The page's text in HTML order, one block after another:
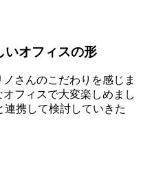
いオフィスの形
さんのこだわりを感じま
フィスで大変楽しめまし
連携して検討していきた